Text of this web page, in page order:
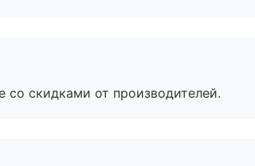
скидками от производителей.